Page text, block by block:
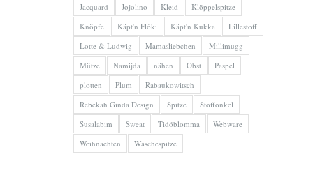
Jacquard
Jojolino Kleid
Klöppelspitze
Knöpfe
Käpt'n Flóki Käpt'n Kukka
Lillestoff
Lotte & Ludwig
Mamasliebchen
Millimugg
Mütze
Namijda nähen Obst
Paspel
plotten
Plum
Rabaukowitsch
Rebekah Ginda Design
Spitze
Stoffonkel
Susalabim
Sweat Tidöblomma
Webware
Weihnachten
Wäschespitze